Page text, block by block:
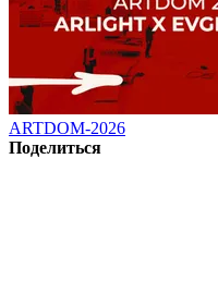
ARTDOM-2026
Поделиться